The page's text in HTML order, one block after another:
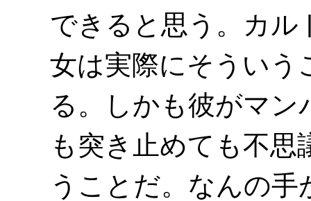
できると思う。カル
女は実際にそういう
る。しかも彼がマ
も突き止めても不
うことだ。なんの